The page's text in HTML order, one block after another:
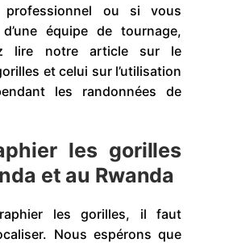
professionnel ou si vous
équipe de tournage,
lire notre article sur le
et celui sur l’utilisation
les randonnées de
les gorilles
et au Rwanda
les gorilles, il faut
Nous espérons que